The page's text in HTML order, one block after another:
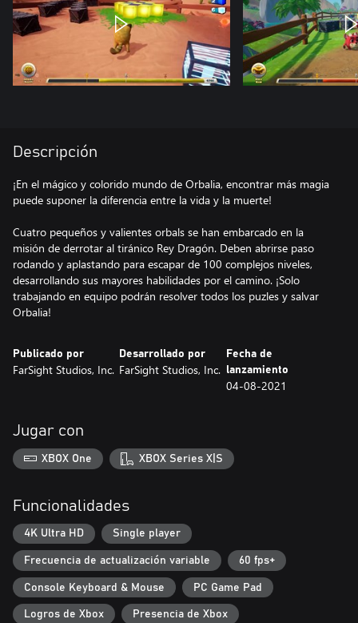
Descripción
¡En el mágico y colorido mundo de Orbalia, encontrar más magia
puede suponer la diferencia entre la vida y la muerte!
Cuatro pequeños y valientes orbals se han embarcado en la
misión de derrotar al tiránico Rey Dragón. Deben abrirse paso
rodando y aplastando para escapar de 100 complejos niveles,
desarrollando sus mayores habilidades por el camino. ¡Solo
trabajando en equipo podrán resolver todos los puzles y salvar
Publicado por
FarSight Studios, Inc.
Desarrollado por
FarSight Studios, Inc.
Fecha de
lanzamiento
04-08-2021
Jugar con
XBOX One XBOX Series X|S
Funcionalidades
4K Ultra HD Single player
Frecuencia de actualización variable 60 fps+
Console Keyboard & Mouse PC Game Pad
Logros de Xbox Presencia de Xbox